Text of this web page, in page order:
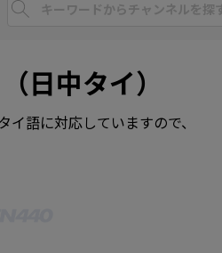
日中タイ）
語に対応していますので、